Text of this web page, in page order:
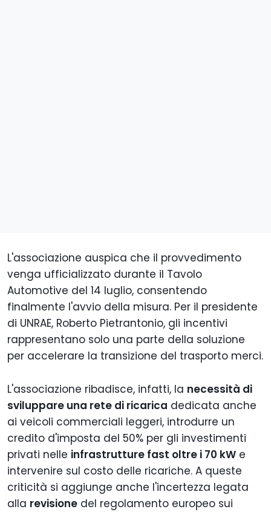
L'associazione auspica che il provvedimento
venga ufficializzato durante il Tavolo
Automotive del 14 luglio, consentendo
finalmente l'avvio della misura. Per il presidente
di UNRAE, Roberto Pietrantonio, gli incentivi
rappresentano solo una parte della soluzione
per accelerare la transizione del trasporto merci.
L'associazione ribadisce, infatti, la necessità di
sviluppare una rete di ricarica dedicata anche
ai veicoli commerciali leggeri, introdurre un
credito d'imposta del 50% per gli investimenti
privati nelle infrastrutture fast oltre i 70 kW e
intervenire sul costo delle ricariche. A queste
criticità si aggiunge anche l'incertezza legata
alla revisione del regolamento europeo sui